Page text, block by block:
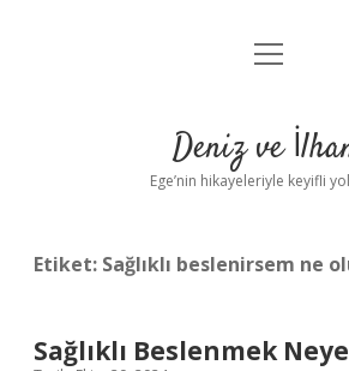
Anasayfa
Yasal Uyarı
menüyü
Deniz ve
Ege’nin hikayeleriyle keyifli
Etiket: Sağlıklı beslenirsem ne
Sağlıklı Beslenmek